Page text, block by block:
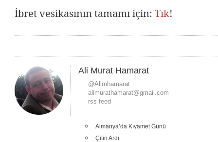
İbret vesikasının tamamı için: Tık!
Ali Murat Hamarat
@Alimhamarat
alimurathamarat@gmail.com
rss feed
Almanya’da Kıyamet Günü
Çitin Ardı